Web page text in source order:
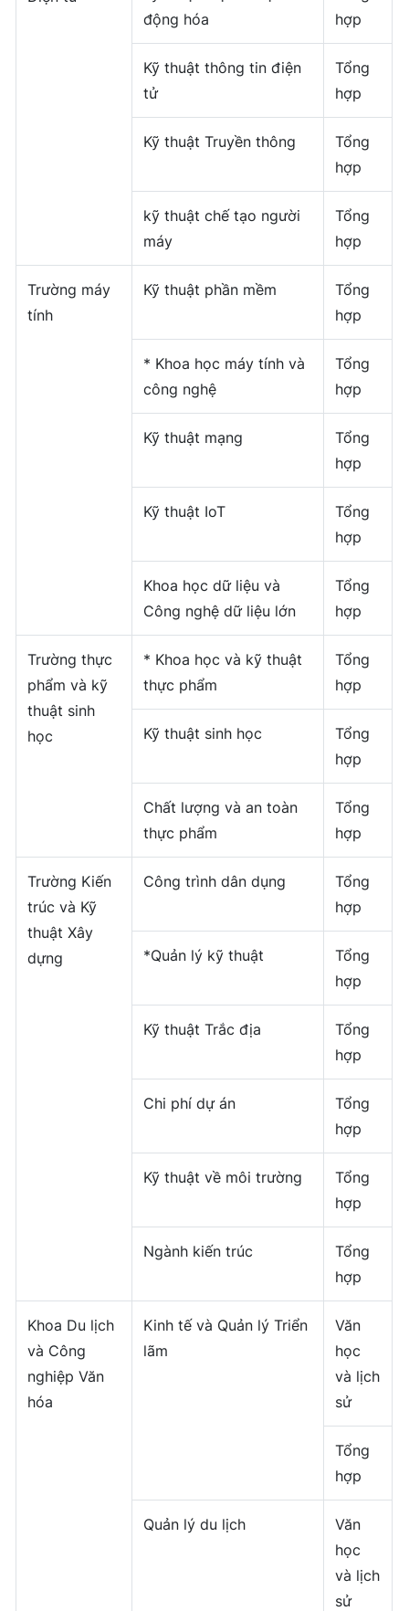
động hóa
hợp
Kỹ thuật thông tin điện
tử
Tổng
hợp
Kỹ thuật Truyền thông
Tổng
hợp
kỹ thuật chế tạo người
máy
Tổng
hợp
Trường máy
tính
Kỹ thuật phần mềm
Tổng
hợp
* Khoa học máy tính và
công nghệ
Tổng
hợp
Kỹ thuật mạng
Tổng
hợp
Kỹ thuật IoT
Tổng
hợp
Khoa học dữ liệu và
Công nghệ dữ liệu lớn
Tổng
hợp
Trường thực
phẩm và kỹ
thuật sinh
học
* Khoa học và kỹ thuật
thực phẩm
Tổng
hợp
Kỹ thuật sinh học
Tổng
hợp
Chất lượng và an toàn
thực phẩm
Tổng
hợp
Trường Kiến
trúc và Kỹ
thuật Xây
dựng
Công trình dân dụng
Tổng
hợp
*Quản lý kỹ thuật
Tổng
hợp
Kỹ thuật Trắc địa
Tổng
hợp
Chi phí dự án
Tổng
hợp
Kỹ thuật về môi trường
Tổng
hợp
Ngành kiến ​​trúc
Tổng
hợp
Khoa Du lịch
và Công
nghiệp Văn
hóa
Kinh tế và Quản lý Triển
lãm
Văn
học
và lịch
sử
Tổng
hợp
Quản lý du lịch
Văn
học
và lịch
sử